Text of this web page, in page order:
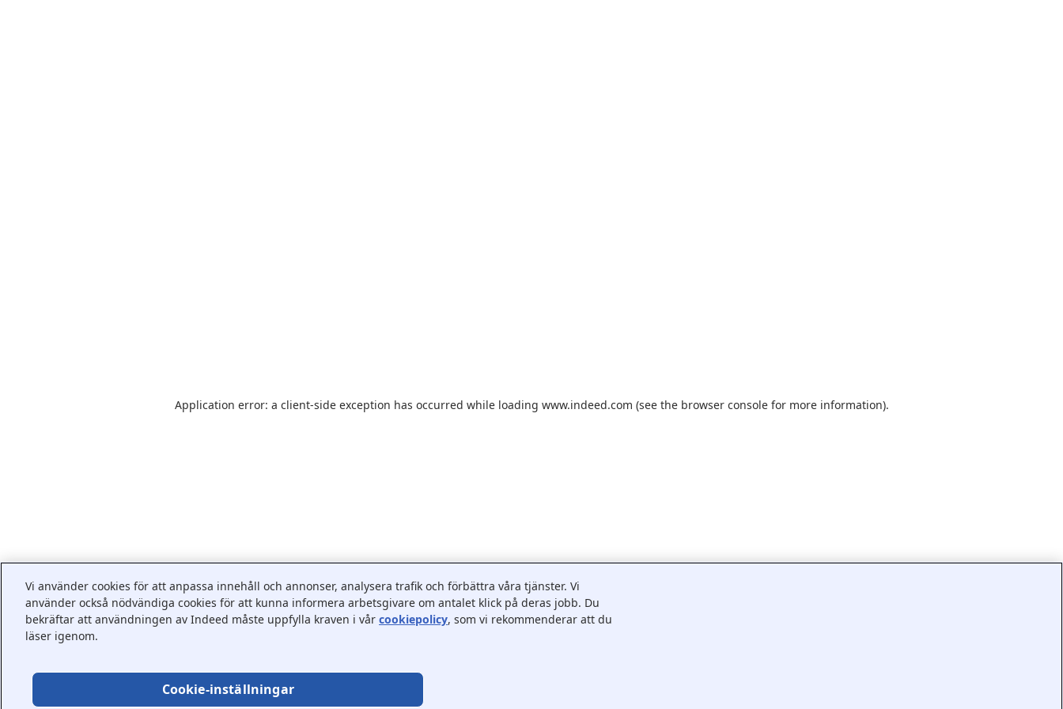
Application error: a client-side exception has occurred while loading www.indeed.com (see the browser consolefor more information).
Vi använder cookies för att anpassa innehåll och annonser, analysera trafik och förbättra våra tjänster. Vi
använder också nödvändiga cookies för att kunna informera arbetsgivare om antalet klick på deras jobb. Du
bekräftar att användningen av Indeed måste uppfylla kraven i vår cookiepolicy, som vi rekommenderar att du
läser igenom.
Cookie-inställningar